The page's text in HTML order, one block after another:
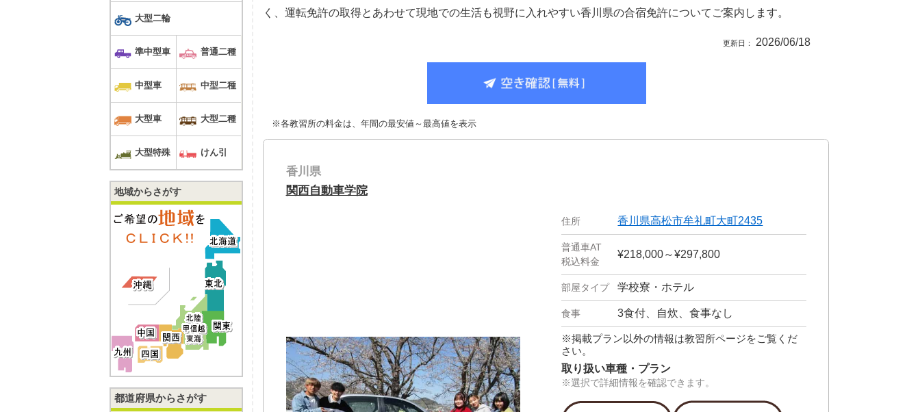
く、運転免許の取得とあわせて現地での生活も視野に入れやすい香川県の合宿免許についてご案内します。
2026/06/18
※各教習所の料金は、年間の最安値～最高値を表示
香川県
関西自動車学院
香川県高松市牟礼町大町2435
¥218,000～¥297,800
学校寮・ホテル
3食付、自炊、食事なし
※掲載プラン以外の情報は教習所ページをご覧くだ
さい。
取り扱い車種・プラン
※選択で詳細情報を確認できます。
大型二輪
準中型車 普通二種
中型車 中型二種
大型車 大型二種
大型特殊 けん引
地域からさがす
都道府県からさがす